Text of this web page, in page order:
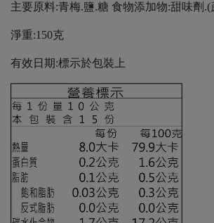
主要原料:青梅.鹽.糖 食物添加物:甜味劑.(
淨重:150克
有效日期:標示於包裝上